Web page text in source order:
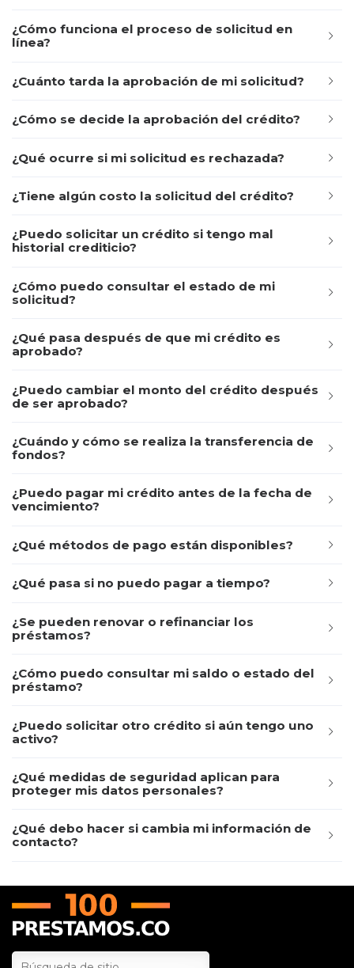
¿Cómo funciona el proceso de solicitud en
línea?
¿Cuánto tarda la aprobación de mi solicitud?
¿Cómo se decide la aprobación del crédito?
¿Qué ocurre si mi solicitud es rechazada?
¿Tiene algún costo la solicitud del crédito?
¿Puedo solicitar un crédito si tengo mal
historial crediticio?
¿Cómo puedo consultar el estado de mi
solicitud?
¿Qué pasa después de que mi crédito es
aprobado?
¿Puedo cambiar el monto del crédito después
de ser aprobado?
¿Cuándo y cómo se realiza la transferencia de
fondos?
¿Puedo pagar mi crédito antes de la fecha de
vencimiento?
¿Qué métodos de pago están disponibles?
¿Qué pasa si no puedo pagar a tiempo?
¿Se pueden renovar o refinanciar los
préstamos?
¿Cómo puedo consultar mi saldo o estado del
préstamo?
¿Puedo solicitar otro crédito si aún tengo uno
activo?
¿Qué medidas de seguridad aplican para
proteger mis datos personales?
¿Qué debo hacer si cambia mi información de
contacto?